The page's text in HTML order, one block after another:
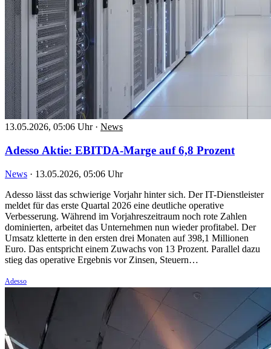
13.05.2026, 05:06 Uhr · News
Adesso Aktie: EBITDA-Marge auf 6,8 Prozent
News · 13.05.2026, 05:06 Uhr
Adesso lässt das schwierige Vorjahr hinter sich. Der IT-Dienstleister
meldet für das erste Quartal 2026 eine deutliche operative
Verbesserung. Während im Vorjahreszeitraum noch rote Zahlen
dominierten, arbeitet das Unternehmen nun wieder profitabel. Der
Umsatz kletterte in den ersten drei Monaten auf 398,1 Millionen
Euro. Das entspricht einem Zuwachs von 13 Prozent. Parallel dazu
stieg das operative Ergebnis vor Zinsen, Steuern…
Adesso